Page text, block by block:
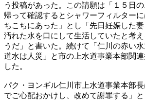
う投稿があった。この請願は「１５日
帰って確認するとシャワーフィルター
ちこちにあった」とし「先日妊娠した
汚れた水を口にして生活していたと考
うだ」と書いた。続けて「仁川の赤い
道水は人災」と市の上水道事業本部関
した。
パク・ヨンギル仁川市上水道事業本部
でご心配おかけし、改めて謝罪する」